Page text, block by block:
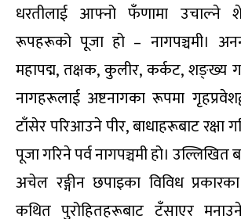
धरतीलाई आफ्नो फँणामा उचाल्ने
रूपहरूको पूजा हो – नागपञ्चमी।
महापद्म, तक्षक, कुलीर, कर्कट, शङ्ख्य
नागहरूलाई अष्टनागका रूपमा
टाँसेर परिआउने पीर, बाधाहरूबाट रक्षा
पूजा गरिने पर्व नागपञ्चमी हो। उल्लिखित
अचेल रङ्गीन छपाइका विविध
कथित पुरोहितहरूबाट टँसाएर